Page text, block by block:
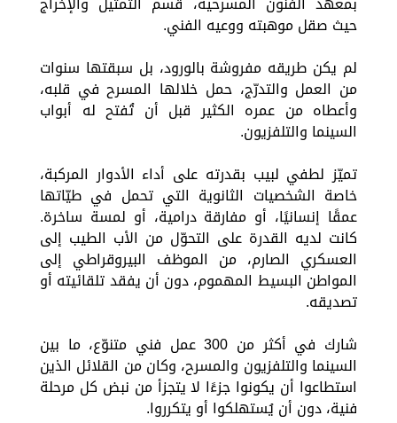
حيث صقل موهبته ووعيه الفني.
لم يكن طريقه مفروشة بالورود، بل سبقتها سنوات
من العمل والتدرّج، حمل خلالها المسرح في قلبه،
وأعطاه من عمره الكثير قبل أن تُفتح له أبواب
السينما والتلفزيون.
تميّز لطفي لبيب بقدرته على أداء الأدوار المركبة،
خاصة الشخصيات الثانوية التي تحمل في طيّاتها
عمقًا إنسانيًا، أو مفارقة درامية، أو لمسة ساخرة.
كانت لديه القدرة على التحوّل من الأب الطيب إلى
العسكري الصارم، من الموظف البيروقراطي إلى
المواطن البسيط المهموم، دون أن يفقد تلقائيته أو
تصديقه.
شارك في أكثر من 300 عمل فني متنوّع، ما بين
السينما والتلفزيون والمسرح، وكان من القلائل الذين
استطاعوا أن يكونوا جزءًا لا يتجزأ من نبض كل مرحلة
فنية، دون أن يُستهلكوا أو يتكرروا.